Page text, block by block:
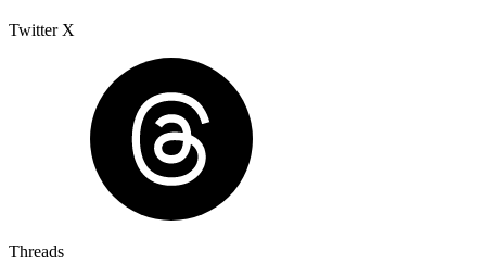
Twitter X
Threads